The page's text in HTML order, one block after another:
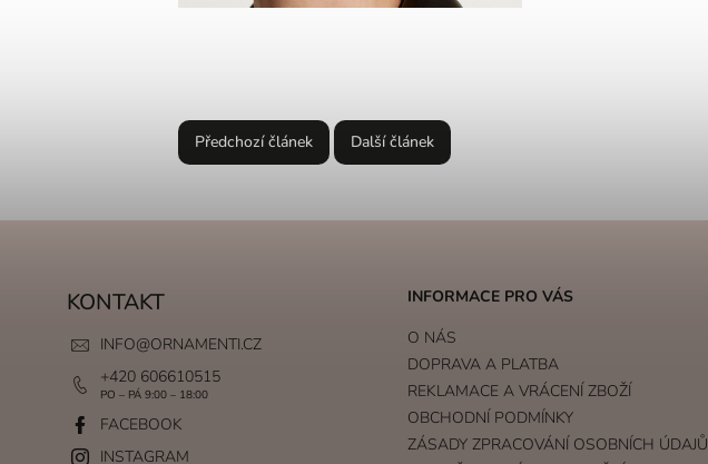
Předchozí článek Další článek
KONTAKT
INFO@ORNAMENTI.CZ
+420 606610515
PO – PÁ 9:00 – 18:00
FACEBOOK
INSTAGRAM
INFORMACE PRO VÁS
O NÁS
DOPRAVA A PLATBA
REKLAMACE A VRÁCENÍ ZBOŽÍ
OBCHODNÍ PODMÍNKY
ZÁSADY ZPRACOVÁNÍ OSOBNÍCH ÚDAJŮ